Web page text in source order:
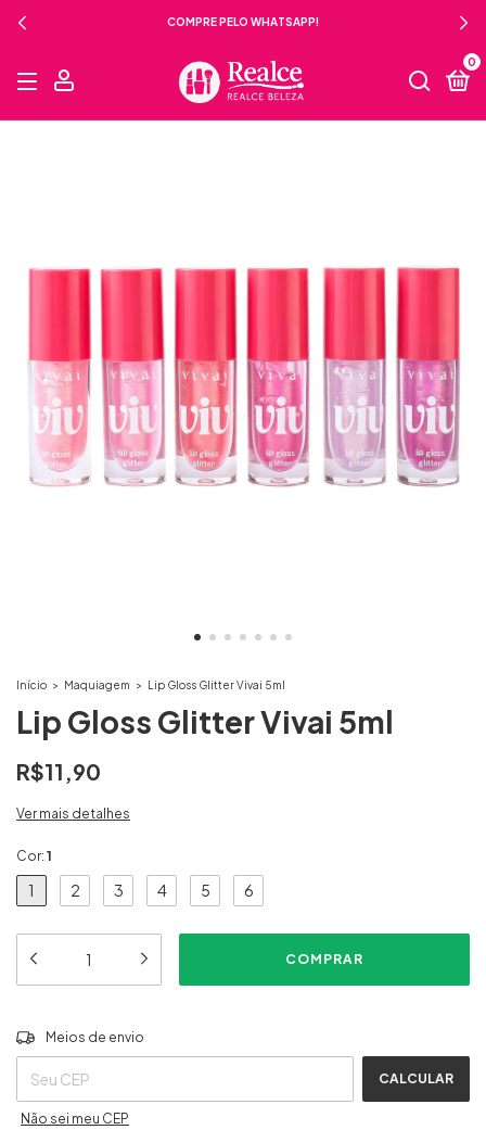
COMPRE PELO WHATSAPP!
0
Início > Maquiagem > Lip Gloss Glitter Vivai 5ml
Lip Gloss Glitter Vivai 5ml
R$11,90
Ver mais detalhes
Cor: 1
1 2 3 4 5 6
Entregas para o CEP:
Meios de envio
CALCULAR
Não sei meu CEP